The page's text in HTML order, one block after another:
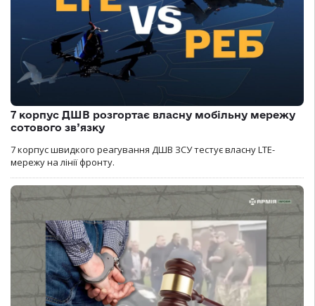
7 корпус ДШВ розгортає власну мобільну мережу
сотового зв’язку
7 корпус швидкого реагування ДШВ ЗСУ тестує власну LTE-
мережу на лінії фронту.